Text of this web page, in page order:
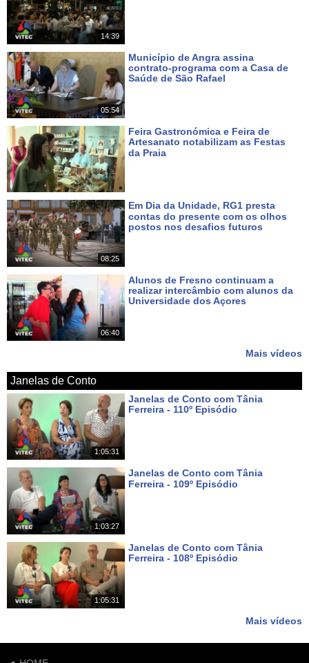
14:39
05:54
Município de Angra assina
contrato-programa com a Casa de
Saúde de São Rafael
Feira Gastronómica e Feira de
Artesanato notabilizam as Festas
da Praia
08:25
Em Dia da Unidade, RG1 presta
contas do presente com os olhos
postos nos desafios futuros
06:40
Alunos de Fresno continuam a
realizar intercâmbio com alunos da
Universidade dos Açores
Mais vídeos
Janelas de Conto
1:05:31
Janelas de Conto com Tânia
Ferreira - 110º Episódio
1:03:27
Janelas de Conto com Tânia
Ferreira - 109º Episódio
1:05:31
Janelas de Conto com Tânia
Ferreira - 108º Episódio
Mais vídeos